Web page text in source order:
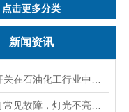
点击更多分类
新闻资讯